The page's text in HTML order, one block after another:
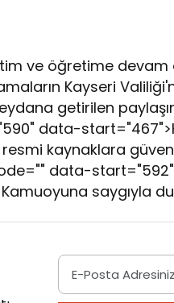
ve öğretime devam
Kayseri
getirilen
data-
kaynaklara
data-
saygıyla